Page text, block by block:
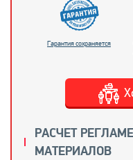
Гарантия сохраняется
РАСЧЕТ
МАТЕРИАЛОВ